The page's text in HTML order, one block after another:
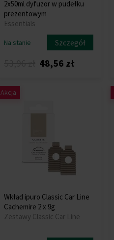
2x50ml dyfuzor w pudełku
prezentowym
Essentials
Na stanie Szczegół
48,56 zł
Akcja
Wkład ipuro Classic Car Line
Cachemire 2 x 9g
Zestawy Classic Car Line